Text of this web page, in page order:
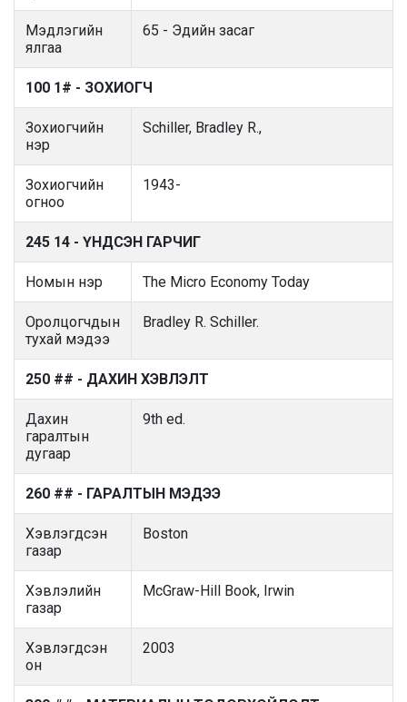
Мэдлэгийн
ялгаа
65 - Эдийн засаг
100 1# - ЗОХИОГЧ
Зохиогчийн
нэр
Schiller, Bradley R.,
Зохиогчийн
огноо
1943-
245 14 - ҮНДСЭН ГАРЧИГ
Номын нэр The Micro Economy Today
Оролцогчдын
тухай мэдээ
Bradley R. Schiller.
250 ## - ДАХИН ХЭВЛЭЛТ
Дахин
гаралтын
дугаар
9th ed.
260 ## - ГАРАЛТЫН МЭДЭЭ
Хэвлэгдсэн
газар
Boston
Хэвлэлийн
газар
McGraw-Hill Book, Irwin
Хэвлэгдсэн
он
2003